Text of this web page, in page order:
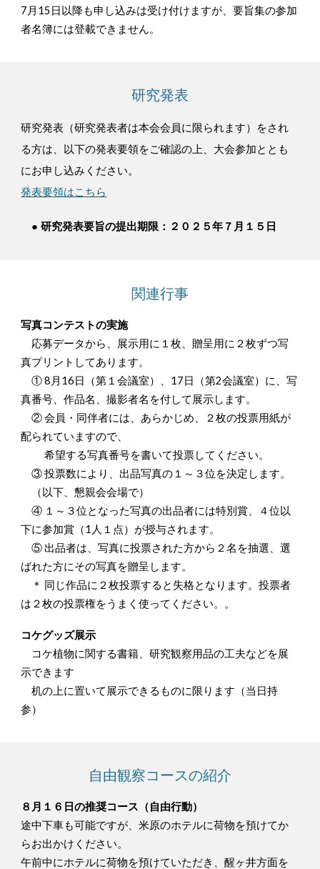
7月15日以降も申し込みは受け付けますが、要旨集の参加
者名簿には登載できません。
研究発表
研究発表（研究発表者は本会会員に限られます）をされ
る方は、以下の発表要領をご確認の上、大会参加ととも
にお申し込みください。
発表要領はこちら
● 研究発表要旨の提出期限：２０２５年７月１５日
関連行事
写真コンテストの実施
応募データから、展示用に１枚、贈呈用に２枚ずつ写
真プリントしてあります。
① 8月16日（第１会議室）、17日（第2会議室）に、写
真番号、作品名、撮影者名を付して展示します。
② 会員・同伴者には、あらかじめ、２枚の投票用紙が
配られていますので、
希望する写真番号を書いて投票してください。
③ 投票数により、出品写真の１～３位を決定します。
（以下、懇親会会場で）
④ １～３位となった写真の出品者には特別賞、４位以
下に参加賞（1人１点）が授与されます。
⑤ 出品者は、写真に投票された方から２名を抽選、選
ばれた方にその写真を贈呈します。
＊ 同じ作品に２枚投票すると失格となります。投票者
は２枚の投票権をうまく使ってください。。
コケグッズ展示
コケ植物に関する書籍、研究観察用品の工夫などを展
示できます
机の上に置いて展示できるものに限ります（当日持
参）
自由観察コースの紹介
８月１６日の推奨コース（自由行動）
途中下車も可能ですが、米原のホテルに荷物を預けてか
らお出かけください。
午前中にホテルに荷物を預けていただき、醒ヶ井方面を